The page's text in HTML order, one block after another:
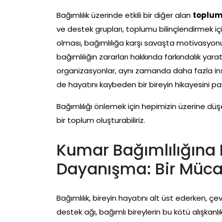
Bağımlılık üzerinde etkili bir diğer alan
ve destek grupları, toplumu bilinçlendirmek
olması, bağımlılığa karşı savaşta
bağımlılığın zararları hakkında farkındalık
organizasyonlar, aynı zamanda daha fazla
de hayatını kaybeden bir bireyin hikayesini
Bağımlılığı önlemek için hepimizin üzerine
bir toplum oluşturabiliriz.
Kumar
Dayanışma: Bir
Bağımlılık, bireyin hayatını alt üst ederken,
destek ağı, bağımlı bireylerin bu kötü